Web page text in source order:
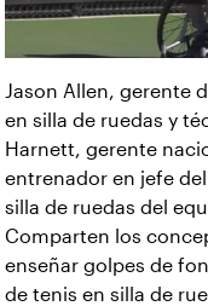
Jason Allen, gerente
en silla de ruedas y
Harnett, gerente
entrenador en jefe
silla de ruedas del
Comparten los
enseñar golpes de
de tenis en silla de